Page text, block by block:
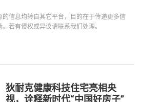
信息均转自其它平台，目的在于传递更多信
若有侵权或异议请联系我们处理。
狄耐克健康科技住宅亮相央
视，诠释新时代“中国好房子”